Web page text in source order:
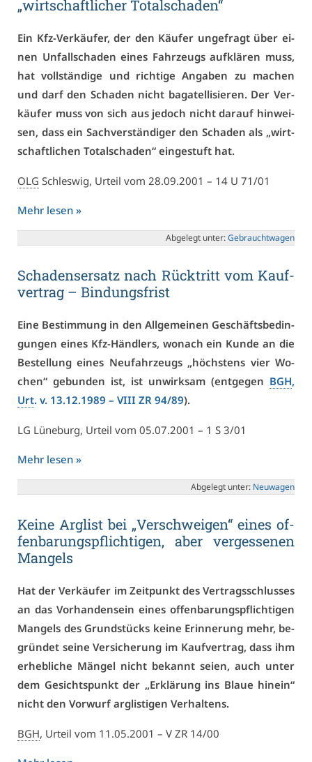
„wirt­schaft­li­cher To­tal­scha­den“
Ein Kfz-Ver­käu­fer, der den Käu­fer un­ge­fragt über ei­
nen Un­fall­scha­den ei­nes Fahr­zeugs auf­klä­ren muss,
hat voll­stän­di­ge und rich­ti­ge An­ga­ben zu ma­chen
und darf den Scha­den nicht ba­ga­tel­li­sie­ren. Der Ver­
käu­fer muss von sich aus je­doch nicht dar­auf hin­wei­
sen, dass ein Sach­ver­stän­di­ger den Scha­den als „wirt­
schaft­li­chen To­tal­scha­den“ ein­ge­stuft hat.
OLG Schles­wig, Ur­teil vom 28.09.2001 – 14 U 71/01
Mehr le­sen »
Ab­ge­legt un­ter:Ge­braucht­wa­gen
Scha­dens­er­satz nach Rück­tritt vom Kauf­
ver­trag – Bin­dungs­frist
Ei­ne Be­stim­mung in den All­ge­mei­nen Ge­schäfts­be­din­
gun­gen ei­nes Kfz-Händ­lers, wo­nach ein Kun­de an die
Be­stel­lung ei­nes Neu­fahr­zeugs „höchs­tens vier Wo­
chen“ ge­bun­den ist, ist un­wirk­sam (ent­ge­gen BGH,
Urt. v. 13.12.1989 – VI­II ZR 94/89).
LG Lü­ne­burg, Ur­teil vom 05.07.2001 – 1 S 3/01
Mehr le­sen »
Ab­ge­legt un­ter: Neu­wa­gen
Kei­ne Arg­list bei „Ver­schwei­gen“ ei­nes of­
fen­ba­rungs­pflich­ti­gen, aber ver­ges­se­nen
Man­gels
Hat der Ver­käu­fer im Zeit­punkt des Ver­trags­schlus­ses
an das Vor­han­den­sein ei­nes of­fen­ba­rungs­pflich­ti­gen
Man­gels des Grund­stücks kei­ne Er­in­ne­rung mehr, be­
grün­det sei­ne Ver­si­che­rung im Kauf­ver­trag, dass ihm
er­heb­li­che Män­gel nicht be­kannt sei­en, auch un­ter
dem Ge­sichts­punkt der „Er­klä­rung ins Blaue hin­ein“
nicht den Vor­wurf arg­lis­ti­gen Ver­hal­tens.
BGH, Ur­teil vom 11.05.2001 – V ZR 14/00